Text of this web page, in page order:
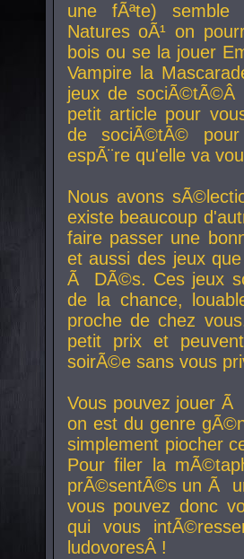
une fÃªte) semble
Natures oÃ¹ on
bois ou se la jouer
Vampire la
jeux de
petit article pour
de sociÃ©tÃ©
espÃ¨re qu'elle va
Nous avons
existe beaucoup
faire passer une
et aussi des jeux
Ã DÃ©s. Ces jeux
de la chance,
proche de chez
petit prix et
soirÃ©e sans vous
Vous pouvez jouer
on est du genre
simplement piocher
Pour filer la
prÃ©sentÃ©s un Ã
vous pouvez donc
qui vous
ludovoresÂ !